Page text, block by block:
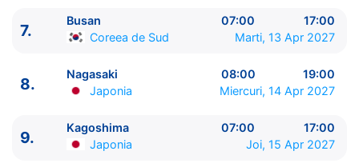
Osaka Japonia
4.
Osaka Japonia 0:00 - 18:00
6.
Zi de navigare
0:00 - 0:00
Busan Coreea de Sud
07:00 - 17:00
9.
Kagoshima Japonia
07:00 - 17:00
Zi de navigare
0:00 - 0:00
7.
Busan 07:00
17:00
Coreea de Sud
Marti, 13 Apr 2027
8.
Nagasaki 08:00
19:00
Japonia
Miercuri, 14 Apr 2027
9.
Kagoshima 07:00
17:00
Japonia
Joi, 15 Apr 2027